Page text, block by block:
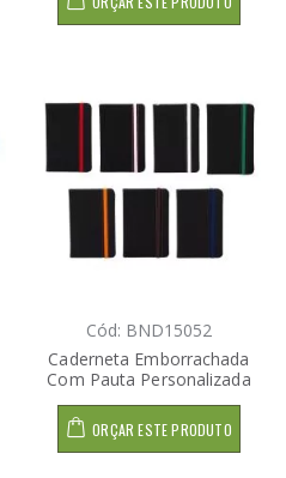
Cód: BND15052
Caderneta Emborrachada
Com Pauta Personalizada
ORÇAR ESTE PRODUTO